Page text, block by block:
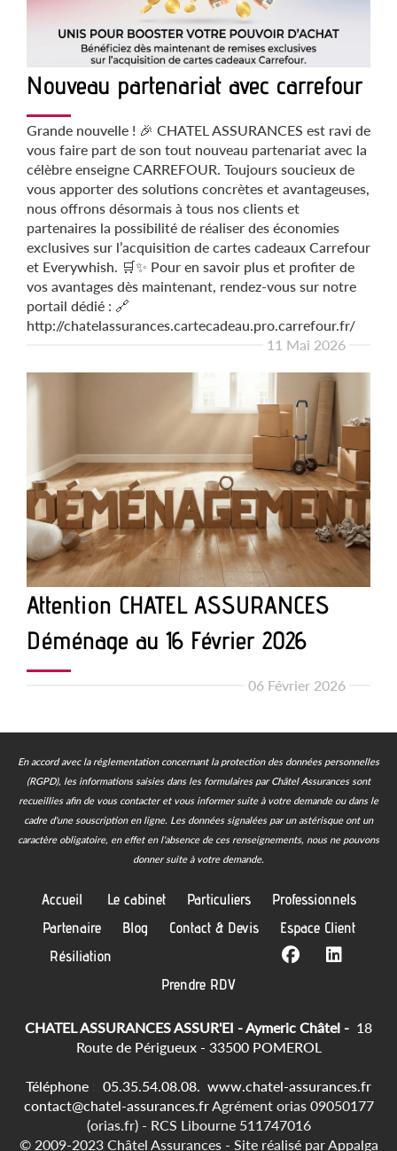
Nouveau partenariat avec carrefour
Grande nouvelle ! 🎉 CHATEL ASSURANCES est ravi de
vous faire part de son tout nouveau partenariat avec la
célèbre enseigne CARREFOUR. Toujours soucieux de
vous apporter des solutions concrètes et avantageuses,
nous offrons désormais à tous nos clients et
partenaires la possibilité de réaliser des économies
exclusives sur l’acquisition de cartes cadeaux Carrefour
et Everywhish. 🛒✨ Pour en savoir plus et profiter de
vos avantages dès maintenant, rendez-vous sur notre
portail dédié : 🔗
http://chatelassurances.cartecadeau.pro.carrefour.fr/
11 Mai 2026
Attention CHATEL ASSURANCES
Déménage au 16 Février 2026
06 Février 2026
En accord avec la réglementation concernant la protection des données personnelles
(RGPD), les informations saisies dans les formulaires par Châtel Assurances sont
recueillies afin de vous contacter et vous informer suite à votre demande ou dans le
cadre d'une souscription en ligne. Les données signalées par un astérisque ont un
caractère obligatoire, en effet en l'absence de ces renseignements, nous ne pouvons
donner suite à votre demande.
Accueil Le cabinet Particuliers
Professionnels
Partenaire
Blog Contact & Devis
Espace Client
Résiliation
Prendre RDV
CHATEL ASSURANCES ASSUR'EI - Aymeric Châtel - 18
Route de Périgueux - 33500 POMEROL
Téléphone 05.35.54.08.08.
www.chatel-assurances.fr
contact@chatel-assurances.fr Agrément orias 09050177
(orias.fr) - RCS Libourne 511747016
© 2009-2023 Châtel Assurances - Site réalisé par Appalga